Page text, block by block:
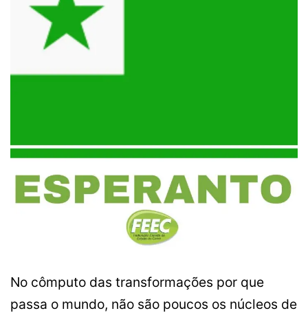
No cômputo das transformações por que
passa o mundo, não são poucos os núcleos de